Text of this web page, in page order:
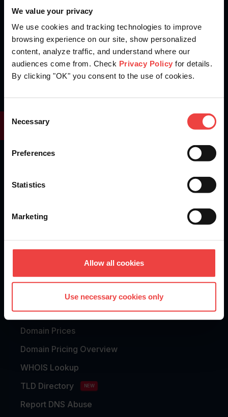
We value your privacy
We use cookies and tracking technologies to improve
browsing experience on our site, show personalized
content, analyze traffic, and understand where our
audiences come from. Check Privacy Policy for details.
By clicking "OK" you consent to the use of cookies.
Consent
Selection
Necessary
Preferences
Statistics
Marketing
Allow all cookies
Use necessary cookies only
Get Started
Openprovider is an ICANN accredited registrar...
Mantente al día de las novedades de producto,
Suscríbete a nuestra newsletter
Domain Registration
Domain Transfer
Domain Prices
Domain Pricing Overview
WHOIS Lookup
TLD Directory
NEW
Report DNS Abuse